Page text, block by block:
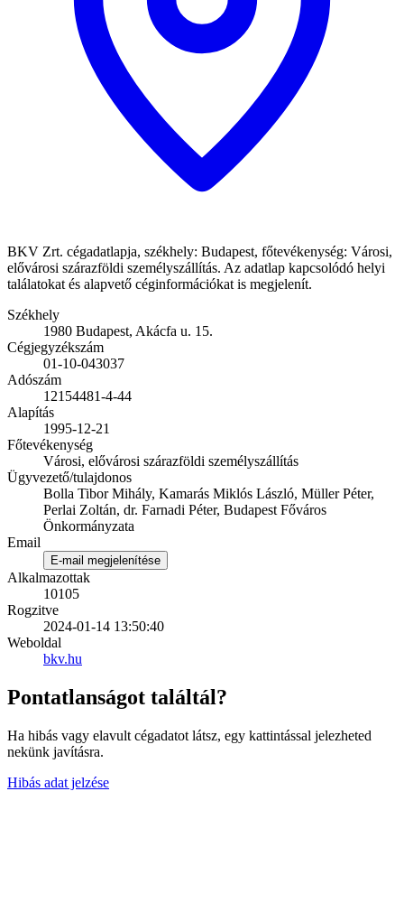
BKV Zrt. cégadatlapja, székhely: Budapest, főtevékenység: Városi,
elővárosi szárazföldi személyszállítás. Az adatlap kapcsolódó helyi
találatokat és alapvető céginformációkat is megjelenít.
Székhely
1980 Budapest, Akácfa u. 15.
Cégjegyzékszám
01-10-043037
Adószám
12154481-4-44
Alapítás
1995-12-21
Főtevékenység
Városi, elővárosi szárazföldi személyszállítás
Ügyvezető/tulajdonos
Bolla Tibor Mihály, Kamarás Miklós László, Müller Péter,
Perlai Zoltán, dr. Farnadi Péter, Budapest Főváros
Önkormányzata
Email
E-mail megjelenítése
Alkalmazottak
10105
Rogzitve
2024-01-14 13:50:40
Weboldal
bkv.hu
Pontatlanságot találtál?
Ha hibás vagy elavult cégadatot látsz, egy kattintással jelezheted
nekünk javításra.
Hibás adat jelzése